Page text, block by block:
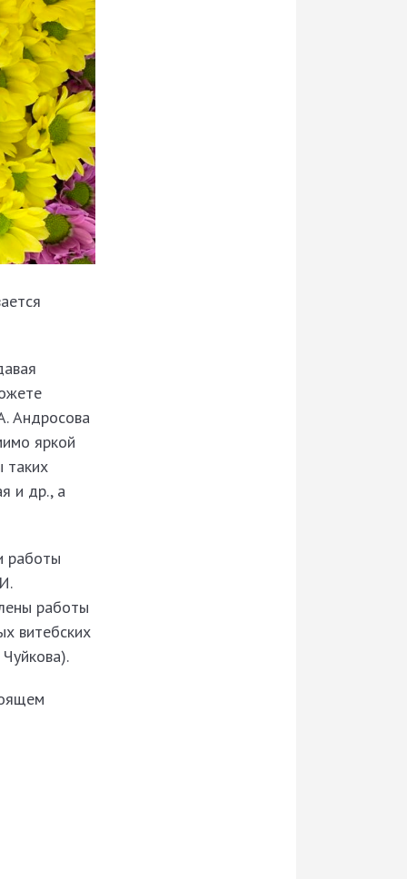
Андросова
яркой
таких
и др., а
работы
работы
витебских